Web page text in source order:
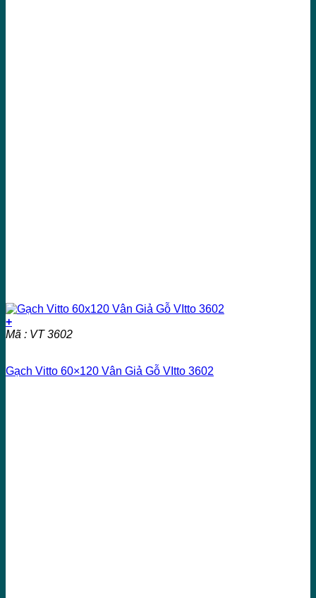
+
Mã : VT 3602
Gạch Vitto 60×120 Vân Giả Gỗ VItto 3602